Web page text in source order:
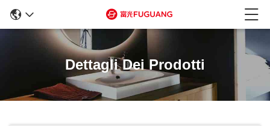
Dettagli Dei Prodotti